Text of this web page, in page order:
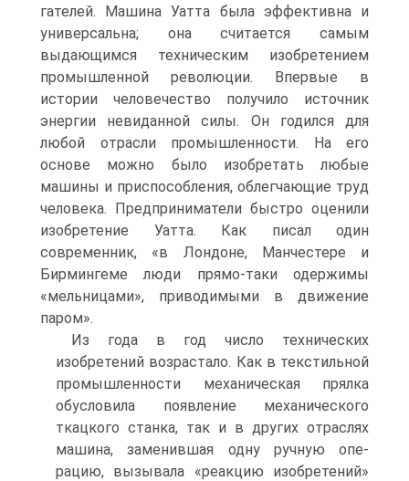
гателей. Машина Уатта была эффективна и
универсальна; она считается самым
выдающимся техническим изобретением
промышленной революции. Впервые в
истории человечество получило источник
энергии невиданной силы. Он годил­ся для
любой отрасли промышленности. На его
основе можно было изобретать любые
машины и приспособления, облегчающие труд
человека. Предпринимате­ли быстро оценили
изобретение Уатта. Как писал один
современник, «в Лондоне, Манчестере и
Бирмингеме люди прямо-таки одержимы
«мельницами», приводи­мыми в движение
паром».
Из года в год число технических
изобретений возрастало. Как в текстильной
промышленности механическая прялка
обусловила появление механического
ткацкого станка, так и в других отраслях
машина, заменившая одну ручную опе­
рацию, вызывала «реакцию изобретений»